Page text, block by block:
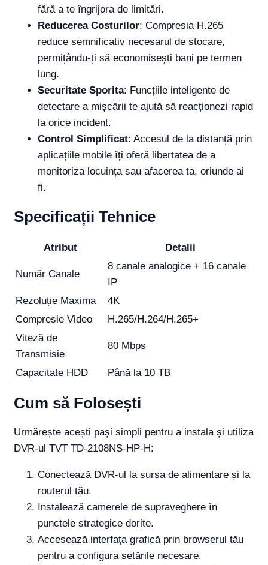
fără a te îngrijora de limitări.
Reducerea Costurilor: Compresia H.265
reduce semnificativ necesarul de stocare,
permițându-ți să economisești bani pe termen
lung.
Securitate Sporita: Funcțiile inteligente de
detectare a mișcării te ajută să reacționezi rapid
la orice incident.
Control Simplificat: Accesul de la distanță prin
aplicațiile mobile îți oferă libertatea de a
monitoriza locuința sau afacerea ta, oriunde ai
fi.
Specificații Tehnice
Atribut Detalii
Număr Canale
8 canale analogice + 16 canale
IP
Rezoluție Maxima
4K
Compresie Video
H.265/H.264/H.265+
Viteză de
Transmisie
80 Mbps
Capacitate HDD Până la 10 TB
Cum să Folosești
Urmărește acești pași simpli pentru a instala și utiliza
DVR-ul TVT TD-2108NS-HP-H:
Conectează DVR-ul la sursa de alimentare și la
routerul tău.
Instalează camerele de supraveghere în
punctele strategice dorite.
Accesează interfața grafică prin browserul tău
pentru a configura setările necesare.